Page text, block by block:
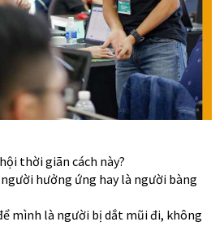
thời giãn cách này?
hưởng ứng hay là người bàng
mình là người bị dắt mũi đi, không